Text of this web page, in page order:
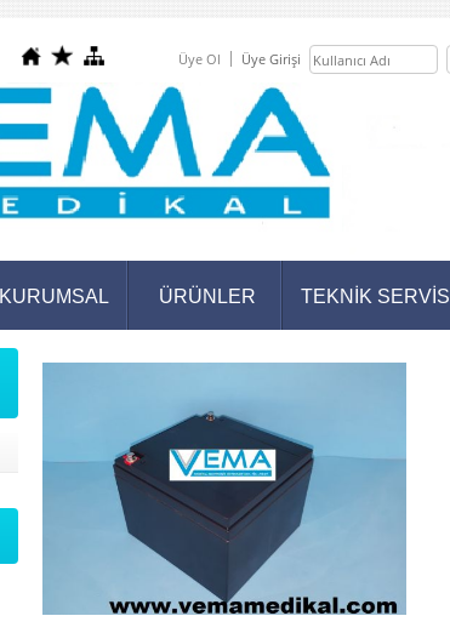
Üye Ol Üye Girişi
KURUMSAL ÜRÜNLER TEKNİK SERVİS